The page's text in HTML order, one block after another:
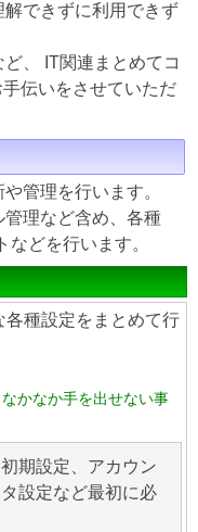
できずに利用できず
、 IT関連まとめてコ
伝いをさせていただ
管理を行います。
管理など含め、各種
どを行います。
種設定をまとめて行
かなか手を出せない事
期設定、アカウン
設定など最初に必